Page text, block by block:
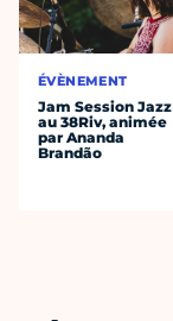
ÉVÈNEMENT
Jam Session Jazz
au 38Riv, animée
par Ananda
Brandão